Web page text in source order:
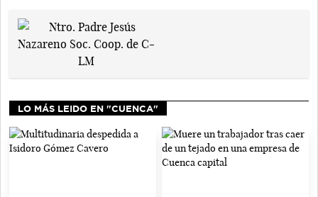
LO MÁS LEIDO EN "CUENCA"